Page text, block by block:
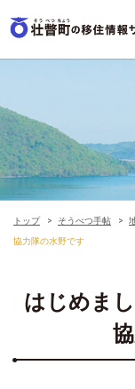
トップ そうべつ手帖
協力隊の水野です
はじめま